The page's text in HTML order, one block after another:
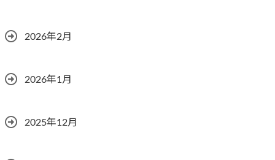
2026年2月
2026年1月
2025年12月